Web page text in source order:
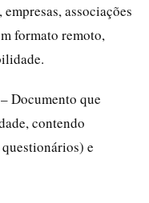
associações
formato remoto,
– Documento que
contendo
e